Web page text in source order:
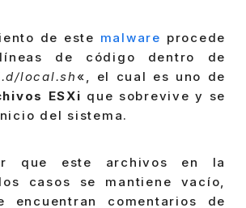
de este malware procede
de código dentro de
local.sh «, el cual es uno de
ESXi que sobrevive y se
del sistema.
que este archivos en la
casos se mantiene vacío,
encuentran comentarios de